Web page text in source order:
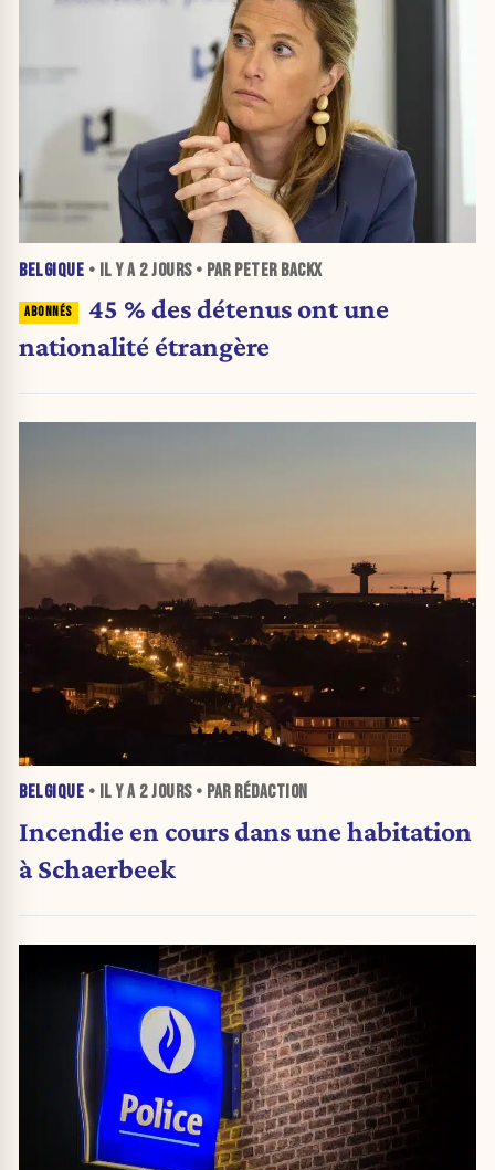
BELGIQUE • IL Y A 2 JOURS• PAR PETER BACKX
45 % des détenus ont une
nationalité étrangère
BELGIQUE • IL Y A 2 JOURS• PAR RÉDACTION
Incendie en cours dans une habitation
à Schaerbeek